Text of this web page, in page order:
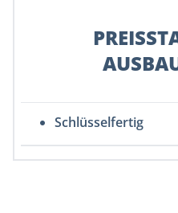
Schlüsselfertig